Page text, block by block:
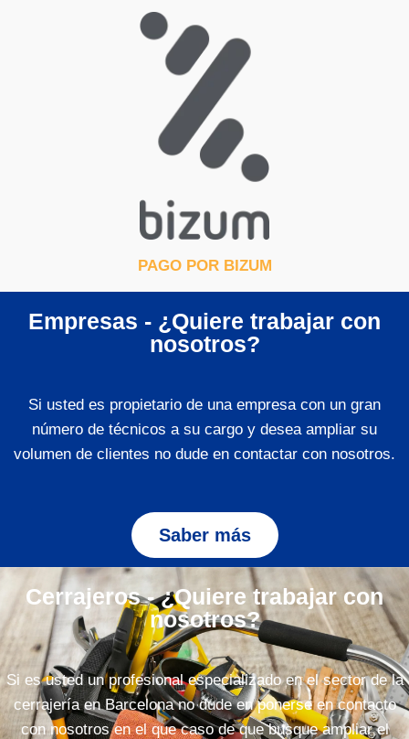
PAGO POR BIZUM
Empresas - ¿Quiere trabajar con
nosotros?
Si usted es propietario de una empresa con un gran
número de técnicos a su cargo y desea ampliar su
volumen de clientes no dude en contactar con nosotros.
Saber más
Cerrajeros - ¿Quiere trabajar con
nosotros?
Si es usted un profesional especializado en el sector de la
cerrajería en Barcelona no dude en ponerse en contacto
con nosotros en el que caso de que busque ampliar el